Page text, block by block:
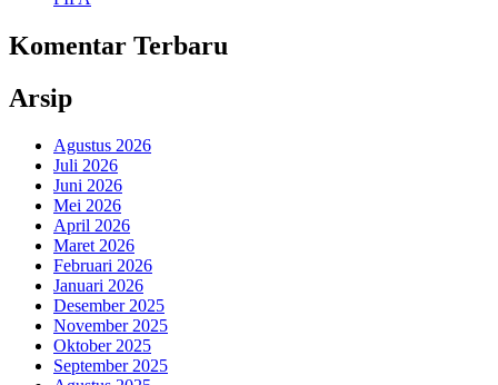
Komentar Terbaru
Arsip
Agustus 2026
Juli 2026
Juni 2026
Mei 2026
April 2026
Maret 2026
Februari 2026
Januari 2026
Desember 2025
November 2025
Oktober 2025
September 2025